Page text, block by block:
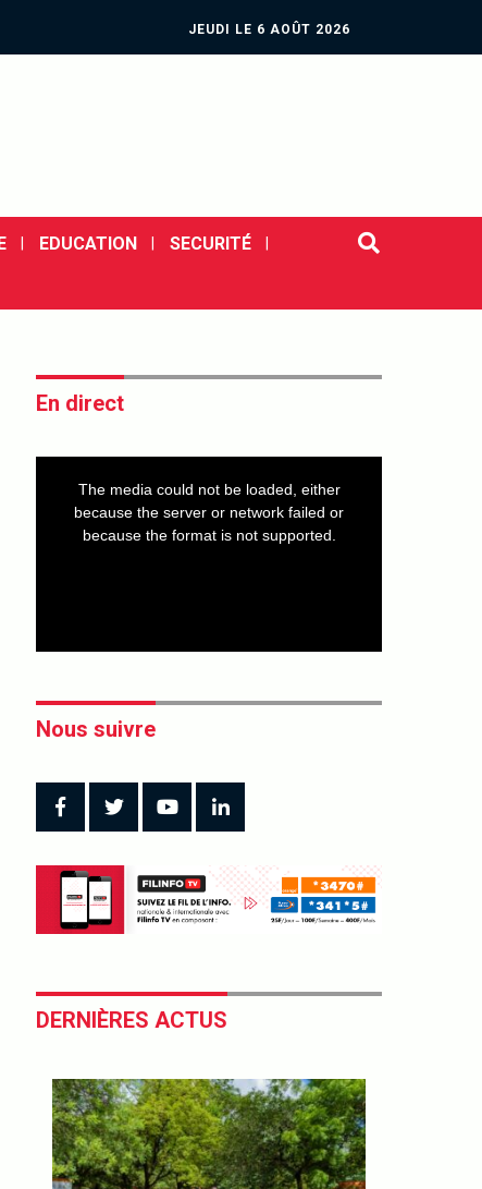
JEUDI LE 6 AOÛT 2026
EDUCATION SECURITÉ
En direct
The media could not be loaded, either
because the server or network failed or
because the format is not supported.
Nous suivre
DERNIÈRES ACTUS